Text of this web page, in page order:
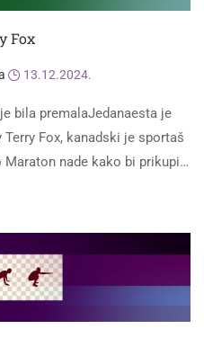
Fox
13.12.2024.
bila premalaJedanaesta je
Fox, kanadski je sportaš
nade kako bi prikupio